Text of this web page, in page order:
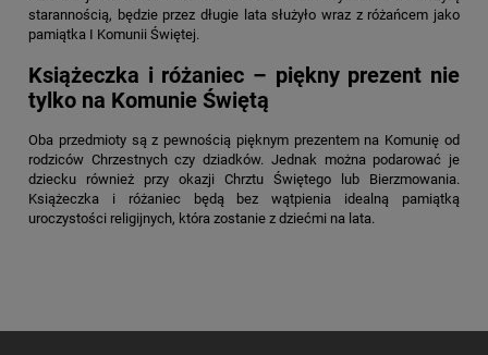
starannością, będzie przez długie lata służyło wraz z różańcem jako
pamiątka I Komunii Świętej.
Książeczka i różaniec – piękny prezent nie
tylko na Komunie Świętą
Oba przedmioty są z pewnością pięknym prezentem na Komunię od
rodziców Chrzestnych czy dziadków. Jednak można podarować je
dziecku również przy okazji Chrztu Świętego lub Bierzmowania.
Książeczka i różaniec będą bez wątpienia idealną pamiątką
uroczystości religijnych, która zostanie z dziećmi na lata.